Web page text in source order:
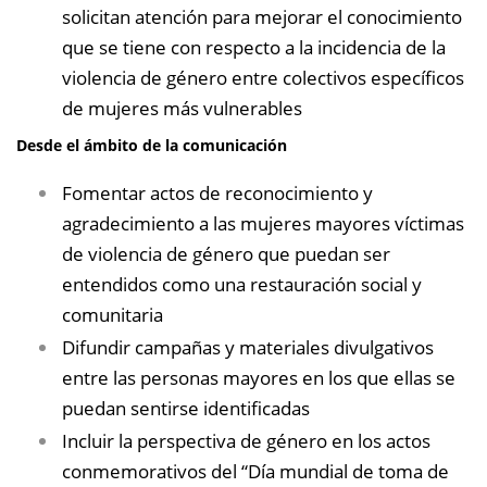
solicitan atención para mejorar el conocimiento
que se tiene con respecto a la incidencia de la
violencia de género entre colectivos específicos
de mujeres más vulnerables
Desde el ámbito de la comunicación
Fomentar actos de reconocimiento y
agradecimiento a las mujeres mayores víctimas
de violencia de género que puedan ser
entendidos como una restauración social y
comunitaria
Difundir campañas y materiales divulgativos
entre las personas mayores en los que ellas se
puedan sentirse identificadas
Incluir la perspectiva de género en los actos
conmemorativos del “Día mundial de toma de